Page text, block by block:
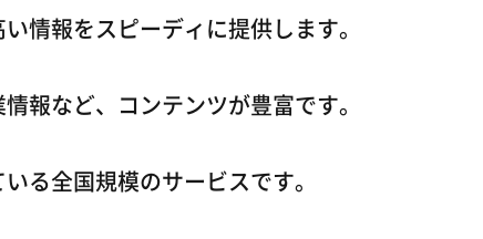
報をスピーディに提供します。
など、コンテンツが豊富です。
全国規模のサービスです。